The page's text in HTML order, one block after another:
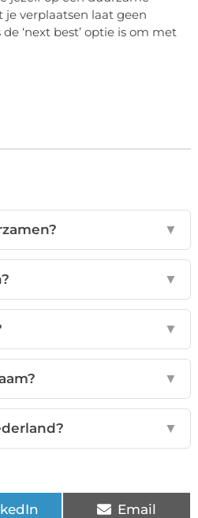
verplaatsen laat geen
‘next best’ optie is om met
▼
▼
▼
▼
▼
Email